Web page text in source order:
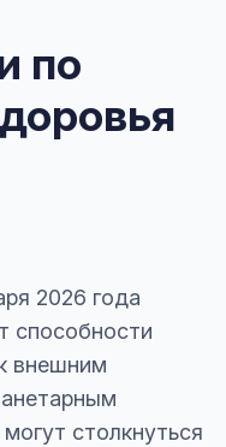
по
2026 года
способности
внешним
столкнуться